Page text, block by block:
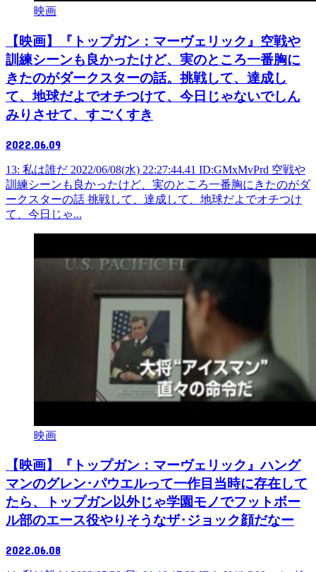
映画
【映画】『トップガン：マーヴェリック』空戦や
訓練シーンも良かったけど、実のところ一番胸に
きたのがダークスターの話。挑戦して、達成し
て、地球だよでオチつけて、今日じゃないでしん
みりさせて、すごくすき
2022.06.09
13: 私は誰だ 2022/06/08(水) 22:27:44.41 ID:GMxMvPrd 空戦や
訓練シーンも良かったけど、実のところ一番胸にきたのがダ
ークスターの話 挑戦して、達成して、地球だよでオチつけ
て、今日じゃ...
映画
【映画】『トップガン：マーヴェリック』ハング
マンのグレン･パウエルって一作目当時に存在して
たら、トップガン以外じゃ学園モノでフットボー
ル部のエース役やりそうなザ･ジョック顔だなー
2022.06.08